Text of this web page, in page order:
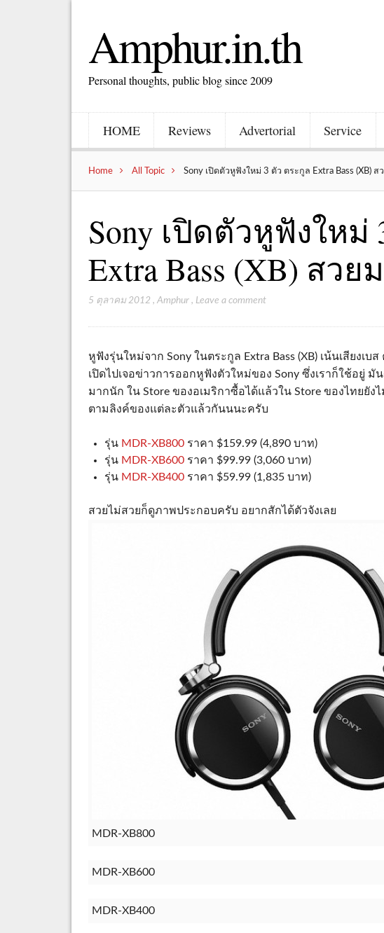
Amphur.in.th
Personal thoughts, public blog since 2009
HOME Reviews Advertorial Service
Home All Topic Sony เปิดตัวหูฟังใหม่ 3 ตัว ตระกูล Extra Bass (XB) ส
Sony เปิดตัวหูฟังใหม่
Extra Bass (XB) สวย
5 ตุลาคม 2012 ,Amphur , Leave a comment
หูฟังรุ่นใหม่จาก Sony ในตระกูล Extra Bass (XB) เน้นเสียงเ
เปิดไปเจอข่าวการออกหูฟังตัวใหม่ของ Sony ซึ่งเราก็ใช้อยู่
มากนัก ใน Store ของอเมริกาซื้อได้แล้วใน Store ของไทยยัง
ตามลิงค์ของแต่ละตัวแล้วกันนนะครับ
รุ่น MDR-XB800ราคา $159.99 (4,890 บาท)
รุ่น MDR-XB600ราคา $99.99 (3,060 บาท)
รุ่น MDR-XB400ราคา $59.99 (1,835 บาท)
สวยไม่สวยก็ดูภาพประกอบครับ อยากสักได้ตัวจังเลย
MDR-XB800
MDR-XB600
MDR-XB400